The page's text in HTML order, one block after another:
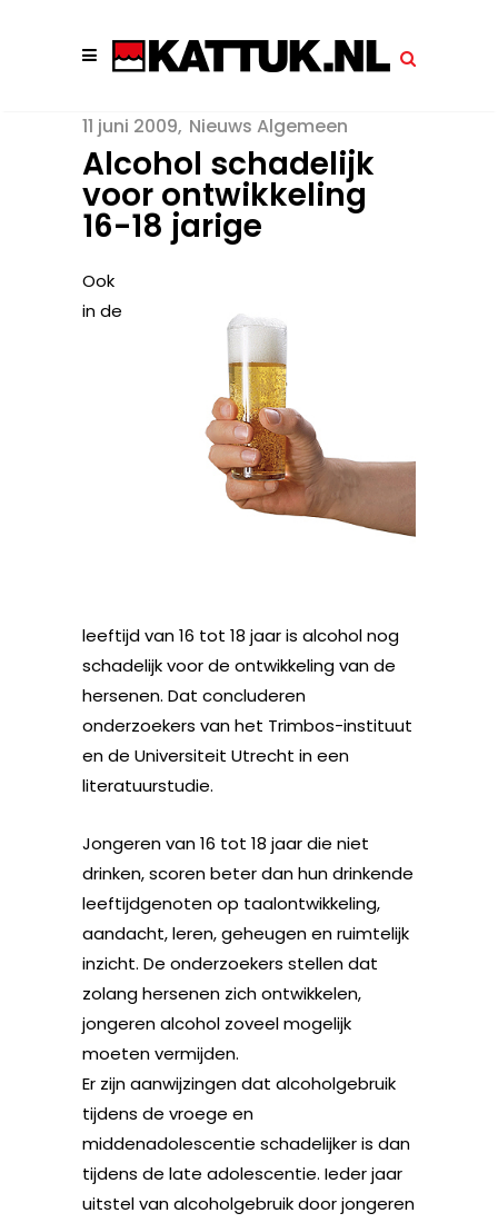
11 juni 2009 Nieuws Algemeen
Alcohol schadelijk
voor ontwikkeling
16-18 jarige
Ook
in de
leeftijd van 16 tot 18 jaar is alcohol nog
schadelijk voor de ontwikkeling van de
hersenen. Dat concluderen
onderzoekers van het Trimbos-instituut
en de Universiteit Utrecht in een
literatuurstudie.
Jongeren van 16 tot 18 jaar die niet
drinken, scoren beter dan hun drinkende
leeftijdgenoten op taalontwikkeling,
aandacht, leren, geheugen en ruimtelijk
inzicht. De onderzoekers stellen dat
zolang hersenen zich ontwikkelen,
jongeren alcohol zoveel mogelijk
moeten vermijden.
Er zijn aanwijzingen dat alcoholgebruik
tijdens de vroege en
middenadolescentie schadelijker is dan
tijdens de late adolescentie. Ieder jaar
uitstel van alcoholgebruik door jongeren